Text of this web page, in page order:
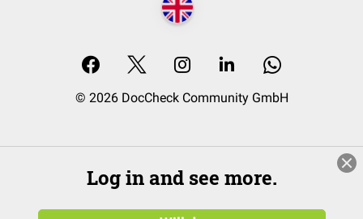
© 2026 DocCheck Community GmbH
Log in and see more.